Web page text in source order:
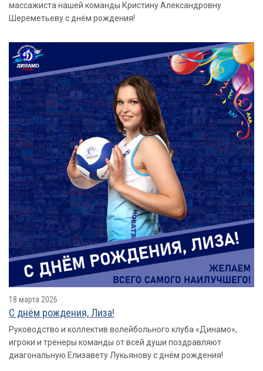
массажиста нашей команды Кристину Александровну
Шереметьеву с днём рождения!
18 марта 2026
С днём рождения, Лиза!
Руководство и коллектив волейбольного клуба «Динамо»,
игроки и тренеры команды от всей души поздравляют
диагональную Елизавету Лукьянову с днём рождения!